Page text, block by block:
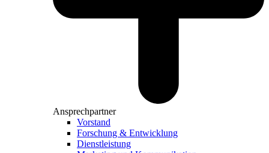
Ansprechpartner
Vorstand
Forschung & Entwicklung
Dienstleistung